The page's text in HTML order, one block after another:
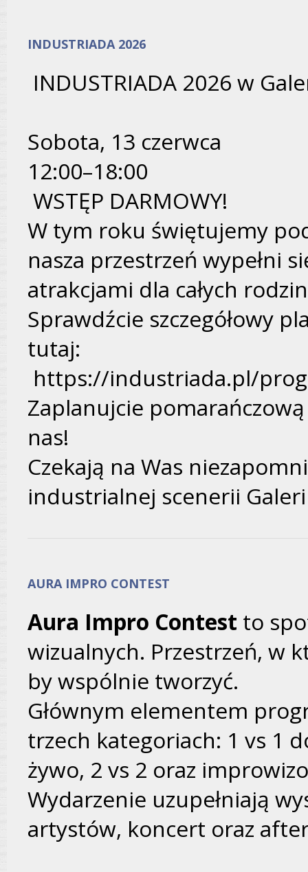
INDUSTRIADA 2026
INDUSTRIADA 2026 w
Sobota, 13 czerwca
12:00–18:00
WSTĘP DARMOWY!
W tym roku świętujemy pod
nasza przestrzeń wypełni
atrakcjami dla całych
Sprawdźcie szczegółowy
tutaj:
https://industriada.pl/
Zaplanujcie
nas!
Czekają na Was
industrialnej scenerii
AURA IMPRO CONTEST
Aura Impro Contest to
wizualnych. Przestrzeń, w
by wspólnie tworzyć.
Głównym elementem
trzech kategoriach: 1 vs 1
żywo, 2 vs 2 oraz
Wydarzenie uzupełniają
artystów, koncert oraz